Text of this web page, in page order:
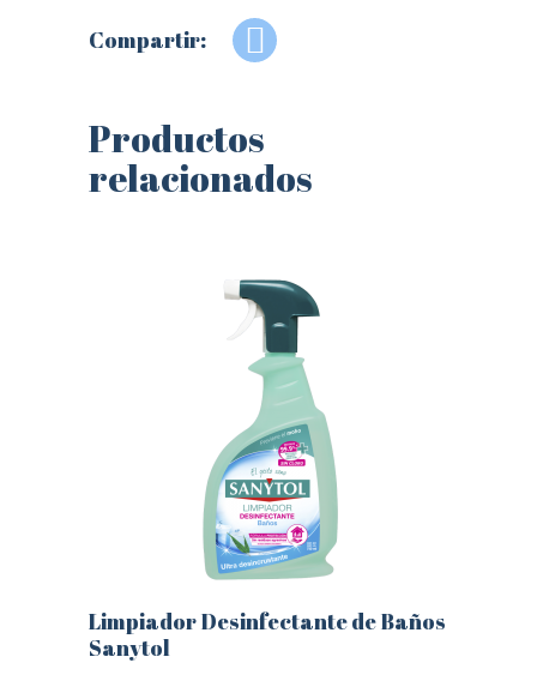
Compartir:
Productos
relacionados
Limpiador Desinfectante de Baños
Sanytol